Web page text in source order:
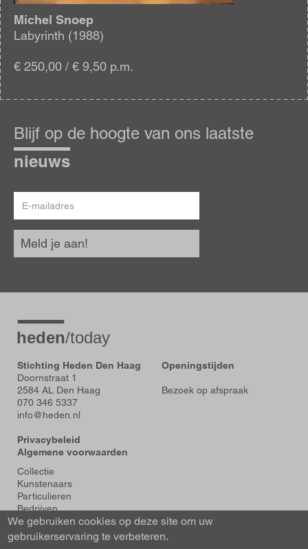
Michel Snoep
Labyrinth (1988)
€ 250,00 / € 9,50 p.m.
op
de
hoogte
Blijf op de hoogte van ons laatste
nieuws
mailadres
Meld je aan!
Stichting Heden Den Haag
Doornstraat 1
2584 AL Den Haag
070 346 5337
info@heden.nl
Privacybeleid
Algemene voorwaarden
Openingstijden
Bezoek op afspraak
Voet
Collectie
Kunstenaars
Particulieren
Bedrijven
Tentoonstellingen
Actueel
We gebruiken cookies op deze site om uw
gebruikerservaring te verbeteren.